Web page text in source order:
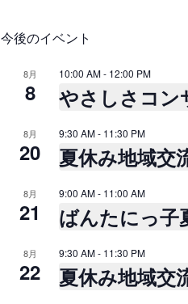
今後のイベント
8月
8
10:00 AM- 12:00 PM
やさしさコン
8月
20
9:30 AM- 11:30 PM
夏休み地域交
8月
21
9:00 AM- 11:00 AM
ばんたにっ子
8月
22
9:30 AM- 11:30 PM
夏休み地域交